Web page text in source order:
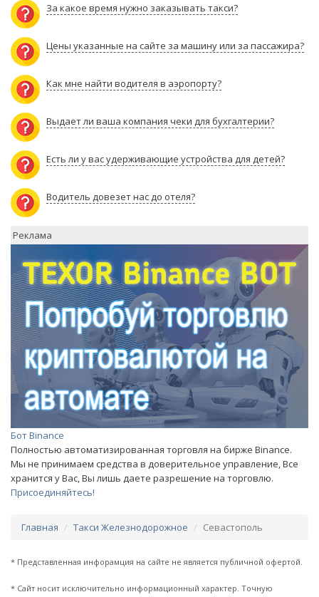
За какое время нужно заказывать такси?
Цены указанные на сайте за машину или за пассажира?
Как мне найти водителя в аэропорту?
Выдает ли ваша компания чеки для бухгалтерии?
Есть ли у вас удерживающие устройства для детей?
Водитель довезет нас до отеля?
Реклама
Бот Binance
Полностью автоматизированная торговля на бирже Binance.
Мы не принимаем средства в доверительное управление, Все
хранится у Вас, Вы лишь даете разрешение на торговлю.
Присоединяйтесь!
Главная Такси Железнодорожное Севастополь
* Представленная инфорамция на сайте не является публичной офертой.
* Сайт носит исключительно информационный характер. Точную